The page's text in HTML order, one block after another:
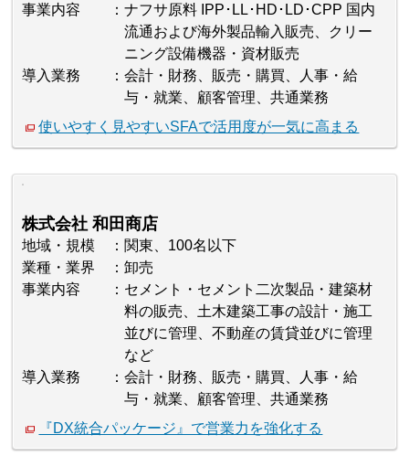
事業内容
ナフサ原料 IPP･LL･HD･LD･CPP 国内
流通および海外製品輸入販売、クリー
ニング設備機器・資材販売
導入業務
会計・財務、販売・購買、人事・給
与・就業、顧客管理、共通業務
使いやすく見やすいSFAで活用度が一気に高まる
株式会社 和田商店
地域・規模
関東、100名以下
業種・業界
卸売
事業内容
セメント・セメント二次製品・建築材
料の販売、土木建築工事の設計・施工
並びに管理、不動産の賃貸並びに管理
など
導入業務
会計・財務、販売・購買、人事・給
与・就業、顧客管理、共通業務
『DX統合パッケージ』で営業力を強化する